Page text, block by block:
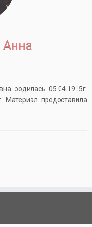
Анна
родилась 05.04.1915г.
Материал предоставила